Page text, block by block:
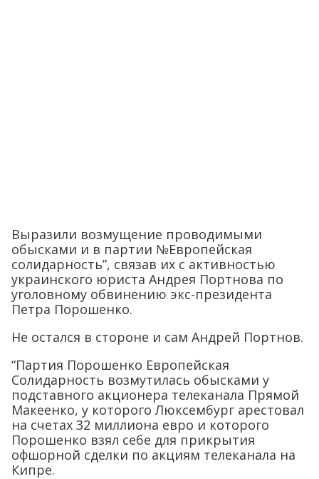
Выразили возмущение проводимыми
обысками и в партии №Европейская
солидарность”, связав их с активностью
украинского юриста Андрея Портнова по
уголовному обвинению экс-президента
Петра Порошенко.
Не остался в стороне и сам Андрей Портнов.
“Партия Порошенко Европейская
Солидарность возмутилась обысками у
подставного акционера телеканала Прямой
Макеенко, у которого Люксембург арестовал
на счетах 32 миллиона евро и которого
Порошенко взял себе для прикрытия
офшорной сделки по акциям телеканала на
Кипре.